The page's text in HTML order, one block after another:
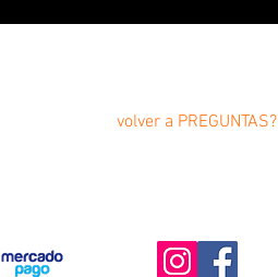
volver a PREGUNTAS?